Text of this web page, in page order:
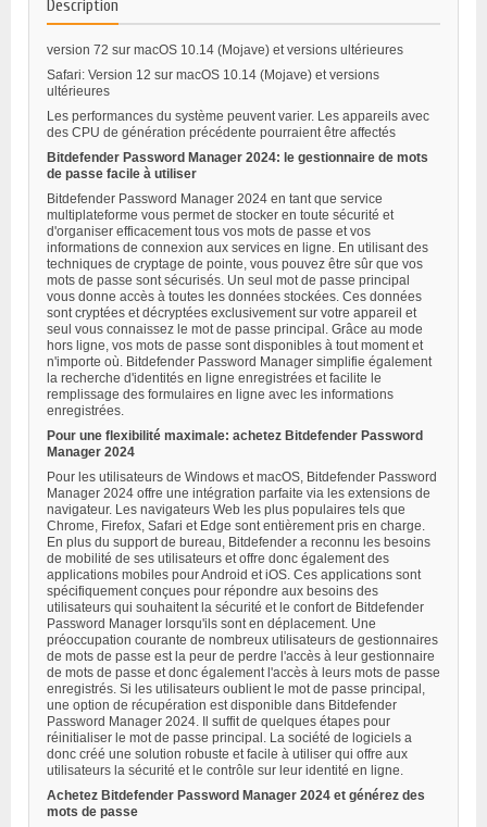
Description
version 72 sur macOS 10.14 (Mojave) et versions ultérieures
Safari: Version 12 sur macOS 10.14 (Mojave) et versions
ultérieures
Les performances du système peuvent varier. Les appareils avec
des CPU de génération précédente pourraient être affectés
Bitdefender Password Manager 2024: le gestionnaire de mots
de passe facile à utiliser
Bitdefender Password Manager 2024 en tant que service
multiplateforme vous permet de stocker en toute sécurité et
d'organiser efficacement tous vos mots de passe et vos
informations de connexion aux services en ligne. En utilisant des
techniques de cryptage de pointe, vous pouvez être sûr que vos
mots de passe sont sécurisés. Un seul mot de passe principal
vous donne accès à toutes les données stockées. Ces données
sont cryptées et décryptées exclusivement sur votre appareil et
seul vous connaissez le mot de passe principal. Grâce au mode
hors ligne, vos mots de passe sont disponibles à tout moment et
n'importe où. Bitdefender Password Manager simplifie également
la recherche d'identités en ligne enregistrées et facilite le
remplissage des formulaires en ligne avec les informations
enregistrées.
Pour une flexibilité maximale: achetez Bitdefender Password
Manager 2024
Pour les utilisateurs de Windows et macOS, Bitdefender Password
Manager 2024 offre une intégration parfaite via les extensions de
navigateur. Les navigateurs Web les plus populaires tels que
Chrome, Firefox, Safari et Edge sont entièrement pris en charge.
En plus du support de bureau, Bitdefender a reconnu les besoins
de mobilité de ses utilisateurs et offre donc également des
applications mobiles pour Android et iOS. Ces applications sont
spécifiquement conçues pour répondre aux besoins des
utilisateurs qui souhaitent la sécurité et le confort de Bitdefender
Password Manager lorsqu'ils sont en déplacement. Une
préoccupation courante de nombreux utilisateurs de gestionnaires
de mots de passe est la peur de perdre l'accès à leur gestionnaire
de mots de passe et donc également l'accès à leurs mots de passe
enregistrés. Si les utilisateurs oublient le mot de passe principal,
une option de récupération est disponible dans Bitdefender
Password Manager 2024. Il suffit de quelques étapes pour
réinitialiser le mot de passe principal. La société de logiciels a
donc créé une solution robuste et facile à utiliser qui offre aux
utilisateurs la sécurité et le contrôle sur leur identité en ligne.
Achetez Bitdefender Password Manager 2024 et générez des
mots de passe